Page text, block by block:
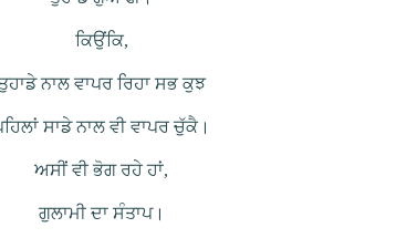
ਕਿਉਂਕਿ,
ਨਾਲ ਵਾਪਰ ਰਿਹਾ ਸਭ ਕੁਝ
ਸਾਡੇ ਨਾਲ ਵੀ ਵਾਪਰ ਚੁੱਕੈ।
ਅਸੀਂ ਵੀ ਭੋਗ ਰਹੇ ਹਾਂ,
ਗੁਲਾਮੀ ਦਾ ਸੰਤਾਪ।